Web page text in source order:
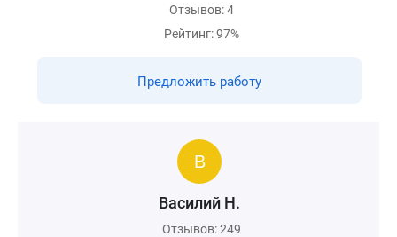
Отзывов: 4
Рейтинг: 97%
Предложить работу
Василий Н.
Отзывов: 249